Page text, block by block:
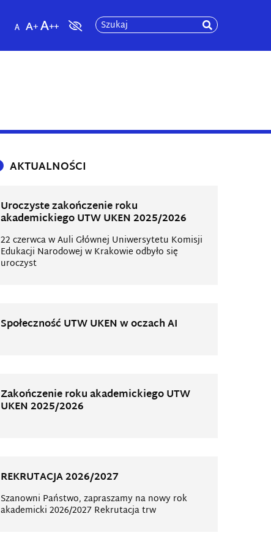
Szukaj
AKTUALNOŚCI
Uroczyste zakończenie roku
akademickiego UTW UKEN 2025/2026
22 czerwca w Auli Głównej Uniwersytetu Komisji
Edukacji Narodowej w Krakowie odbyło się
uroczyst
Społeczność UTW UKEN w oczach AI
Zakończenie roku akademickiego UTW
UKEN 2025/2026
REKRUTACJA 2026/2027
Szanowni Państwo, zapraszamy na nowy rok
akademicki 2026/2027 Rekrutacja trw